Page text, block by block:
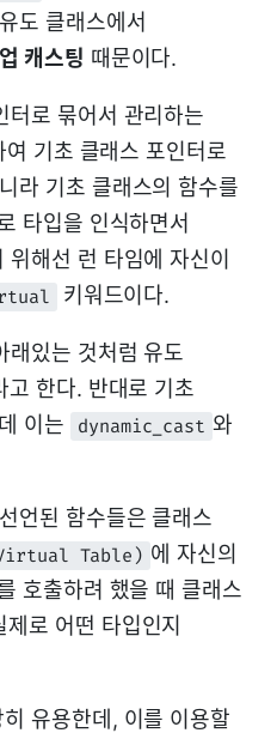
도 클래스에서
업 캐스팅 때문이다.
터로 묶어서 관리하는
기초 클래스 포인터로
라 기초 클래스의 함수를
타입을 인식하면서
해선 런 타임에 자신이
키워드이다.
래있는 것처럼 유도
고 한다. 반대로 기초
이는 dynamic_cast 와
언된 함수들은 클래스
Table) 에 자신의
호출하려 했을 때 클래스
로 어떤 타입인지
유용한데, 이를 이용할